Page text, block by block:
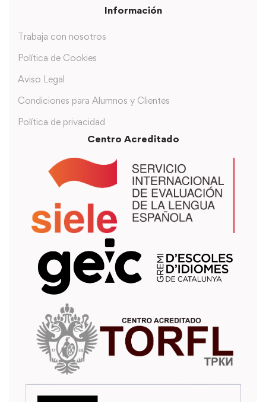
Información
Trabaja con nosotros
Política de Cookies
Aviso Legal
Condiciones para Alumnos y Clientes
Política de privacidad
Centro Acreditado